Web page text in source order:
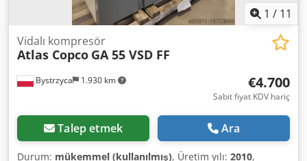
1 / 11
Bystrzyca 1.930 km
Vidalı kompresör
Atlas Copco GA 55 VSD FF
€4.700
Sabit fiyat KDV hariç
Talep etmek Ara
Durum: mükemmel (kullanılmış), Üretim yılı: 2010,